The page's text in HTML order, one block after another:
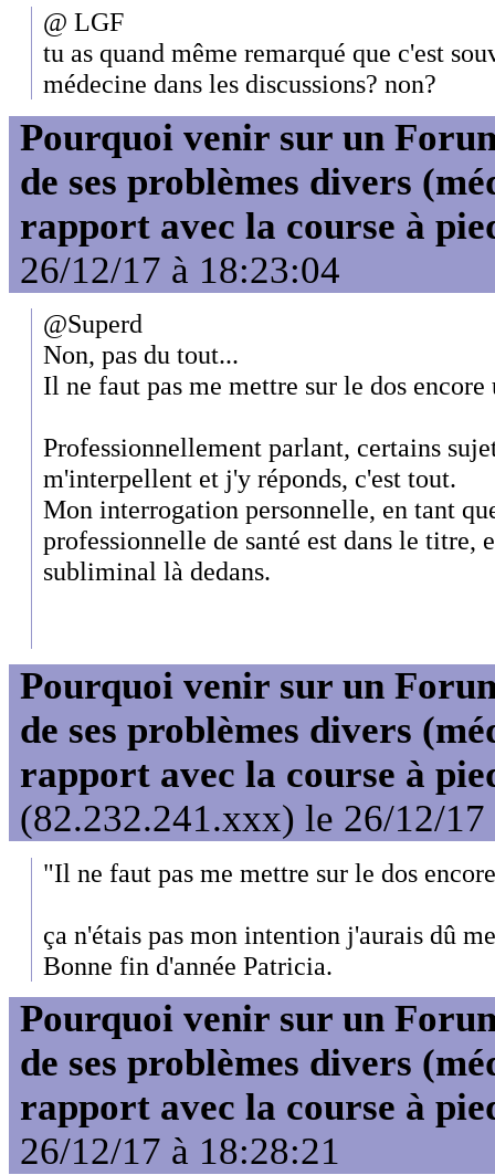
@ LGF
tu as quand même remarqué que c'est
médecine dans les discussions? non?
Pourquoi venir sur un
de ses problèmes divers
rapport avec la course à
26/12/17 à 18:23:04
@Superd
Non, pas du tout...
Il ne faut pas me mettre sur le dos
Professionnellement parlant, certains
m'interpellent et j'y réponds, c'est tout.
Mon interrogation personnelle, en tant
professionnelle de santé est dans le titre,
subliminal là dedans.
Pourquoi venir sur un
de ses problèmes divers
rapport avec la course à
(82.232.241.xxx) le 26/12/17
"Il ne faut pas me mettre sur le dos
ça n'étais pas mon intention j'aurais dû
Bonne fin d'année Patricia.
Pourquoi venir sur un
de ses problèmes divers
rapport avec la course à
26/12/17 à 18:28:21